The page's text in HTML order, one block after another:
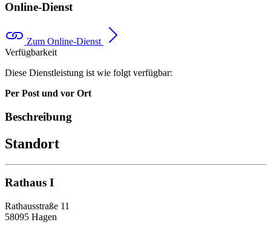
Online-Dienst
Zum Online-Dienst
Verfügbarkeit
Diese Dienstleistung ist wie folgt verfügbar:
Per Post und vor Ort
Beschreibung
Standort
Rathaus I
Rathausstraße 11
58095 Hagen